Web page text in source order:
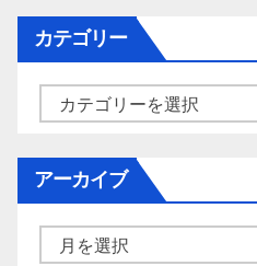
カテゴリー
ー
アーカイブ